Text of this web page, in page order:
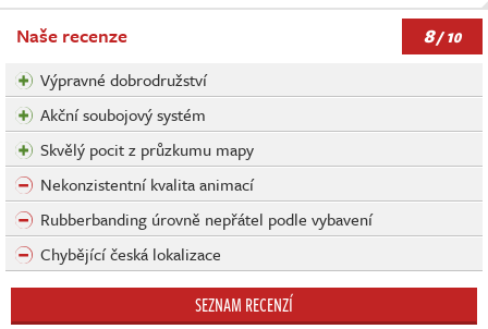
Naše recenze 8/ 10
Výpravné dobrodružství
Akční soubojový systém
Skvělý pocit z průzkumu mapy
Nekonzistentní kvalita animací
Rubberbanding úrovně nepřátel podle vybavení
Chybějící česká lokalizace
SEZNAM RECENZÍ